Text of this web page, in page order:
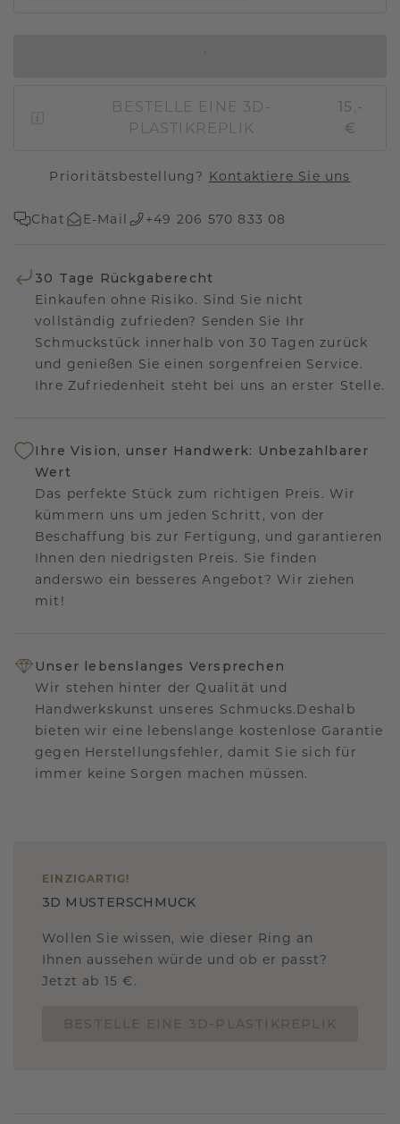
BESTELLE EINE 3D-
PLASTIKREPLIK
15,-
€
Prioritätsbestellung? Kontaktiere Sie uns
Chat E-Mail +49 206 570 833 08
30 Tage Rückgaberecht
Einkaufen ohne Risiko. Sind Sie nicht
vollständig zufrieden? Senden Sie Ihr
Schmuckstück innerhalb von 30 Tagen zurück
und genießen Sie einen sorgenfreien Service.
Ihre Zufriedenheit steht bei uns an erster Stelle.
Ihre Vision, unser Handwerk: Unbezahlbarer
Wert
Das perfekte Stück zum richtigen Preis. Wir
kümmern uns um jeden Schritt, von der
Beschaffung bis zur Fertigung, und garantieren
Ihnen den niedrigsten Preis. Sie finden
anderswo ein besseres Angebot? Wir ziehen
mit!
Unser lebenslanges Versprechen
Wir stehen hinter der Qualität und
Handwerkskunst unseres Schmucks.Deshalb
bieten wir eine lebenslange kostenlose Garantie
gegen Herstellungsfehler, damit Sie sich für
immer keine Sorgen machen müssen.
EINZIGARTIG !
3D MUSTERSCHMUCK
Wollen Sie wissen, wie dieser Ring an
Ihnen aussehen würde und ob er passt?
Jetzt ab 15 €.